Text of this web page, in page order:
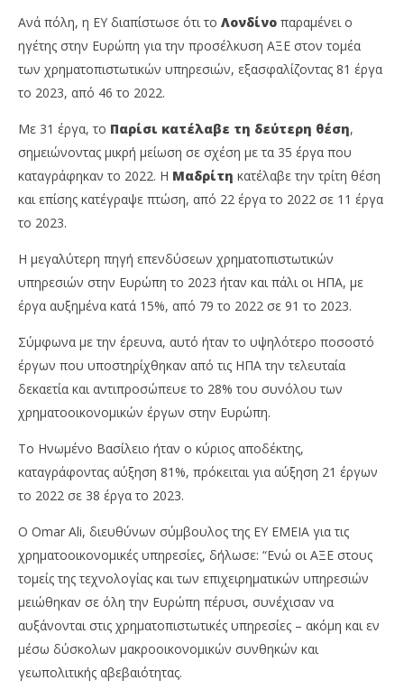
Ανά πόλη, η EY διαπίστωσε ότι το Λονδίνο παραμένει ο
ηγέτης στην Ευρώπη για την προσέλκυση ΑΞΕ στον τομέα
των χρηματοπιστωτικών υπηρεσιών, εξασφαλίζοντας 81 έργα
το 2023, από 46 το 2022.
Με 31 έργα, το Παρίσι κατέλαβε τη δεύτερη θέση,
σημειώνοντας μικρή μείωση σε σχέση με τα 35 έργα που
καταγράφηκαν το 2022. Η Μαδρίτη κατέλαβε την τρίτη θέση
και επίσης κατέγραψε πτώση, από 22 έργα το 2022 σε 11 έργα
το 2023.
Η μεγαλύτερη πηγή επενδύσεων χρηματοπιστωτικών
υπηρεσιών στην Ευρώπη το 2023 ήταν και πάλι οι ΗΠΑ, με
έργα αυξημένα κατά 15%, από 79 το 2022 σε 91 το 2023.
Σύμφωνα με την έρευνα, αυτό ήταν το υψηλότερο ποσοστό
έργων που υποστηρίχθηκαν από τις ΗΠΑ την τελευταία
δεκαετία και αντιπροσώπευε το 28% του συνόλου των
χρηματοοικονομικών έργων στην Ευρώπη.
Το Ηνωμένο Βασίλειο ήταν ο κύριος αποδέκτης,
καταγράφοντας αύξηση 81%, πρόκειται για αύξηση 21 έργων
το 2022 σε 38 έργα το 2023.
Ο Omar Ali, διευθύνων σύμβουλος της EY EMEIA για τις
χρηματοοικονομικές υπηρεσίες, δήλωσε: “Ενώ οι ΑΞΕ στους
τομείς της τεχνολογίας και των επιχειρηματικών υπηρεσιών
μειώθηκαν σε όλη την Ευρώπη πέρυσι, συνέχισαν να
αυξάνονται στις χρηματοπιστωτικές υπηρεσίες – ακόμη και εν
μέσω δύσκολων μακροοικονομικών συνθηκών και
γεωπολιτικής αβεβαιότητας.